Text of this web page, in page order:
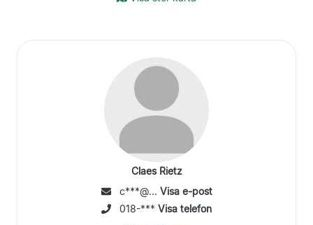
Claes Rietz
c***@... Visa e-post
018-*** Visa telefon